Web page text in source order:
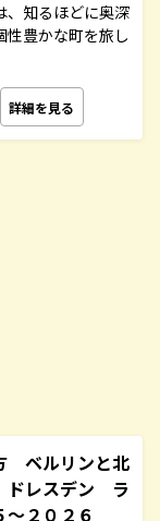
、知るほどに奥深
性豊かな町を旅し
詳細を見る
ベルリンと北
レスデン ラ
２０２６